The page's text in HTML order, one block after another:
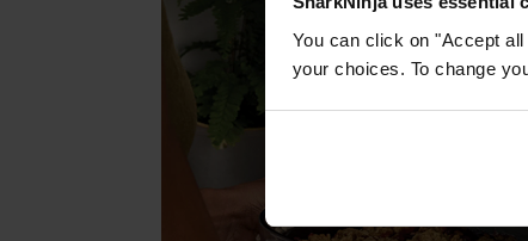
You can click on "Accept
your choices. To change